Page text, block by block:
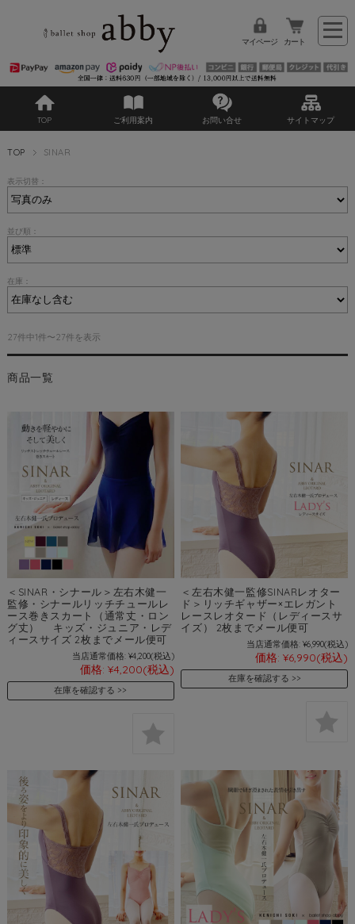
マイページ カート
TOP ご利用案内 お問い合せ サイトマップ
TOP SINAR
表示切替：
並び順：
在庫：
27件中1件〜27件を表示
商品一覧
＜SINAR・シナール＞左右木健一
監修・シナールリッチチュールレ
ース巻きスカート（通常丈・ロン
グ丈） キッズ・ジュニア・レデ
ィースサイズ 2枚までメール便可
当店通常価格: ¥4,200(税込)
価格: ¥4,200(税込)
在庫を確認する
＜左右木健一監修SINARレオター
ド＞リッチギャザー×エレガント
レースレオタード（レディースサ
イズ） 2枚までメール便可
当店通常価格: ¥6,990(税込)
価格: ¥6,990(税込)
在庫を確認する